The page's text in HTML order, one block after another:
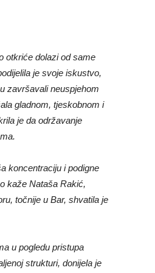
otkriće dolazi od same
je svoje iskustvo,
završavali neuspjehom
gladnom, tjeskobnom i
je da održavanje
koncentraciju i podigne
kaže Nataša Rakić,
točnije u Bar, shvatila je
u pogledu pristupa
strukturi, donijela je